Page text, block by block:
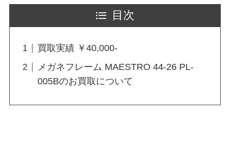
目次
買取実績 ￥40,000-
メガネフレーム MAESTRO 44-26 PL-
005Bのお買取について